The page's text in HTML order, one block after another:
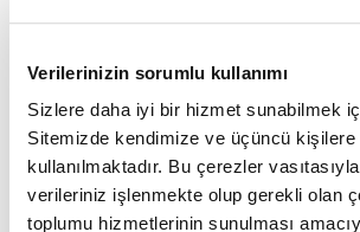
Verilerinizin sorumlu kullanımı
Sizlere daha iyi bir hizmet sunabilmek
Sitemizde kendimize ve üçüncü
kullanılmaktadır. Bu çerezler
verileriniz işlenmekte olup gerekli olan
toplumu hizmetlerinin sunulması
Çin, tarifelerin başkalarına
karşı "baskı aracı" olarak
kullanılmasına karşı çıktı
Çin Dışişleri Bakanlığı, ABD ile
süren "tarife ve ticaret